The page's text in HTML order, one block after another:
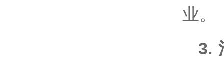
业。
3.